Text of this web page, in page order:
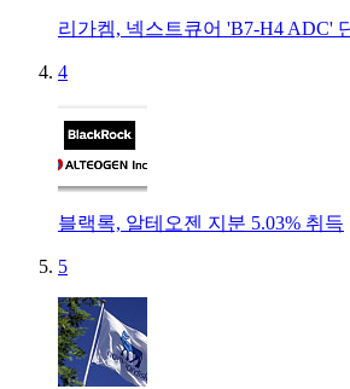
리가켐, 넥스트큐어 'B7-H4 ADC'
4
블랙록, 알테오젠 지분 5.03% 취득
5